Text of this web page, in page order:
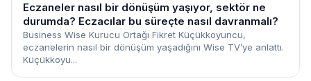
Eczaneler nasıl bir dönüşüm yaşıyor, sektör ne
durumda? Eczacılar bu süreçte nasıl davranmalı?
Business Wise Kurucu Ortağı Fikret Küçükkoyuncu,
eczanelerin nasıl bir dönüşüm yaşadığını Wise TV’ye anlattı.
Küçükkoyu...